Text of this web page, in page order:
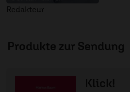
Redakteur
Produkte zur Sendung
Klick!